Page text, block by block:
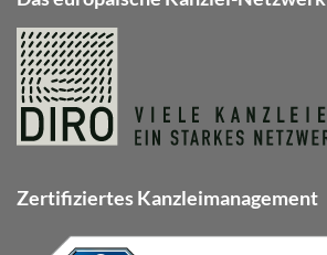
Zertifiziertes Kanzleimanagement